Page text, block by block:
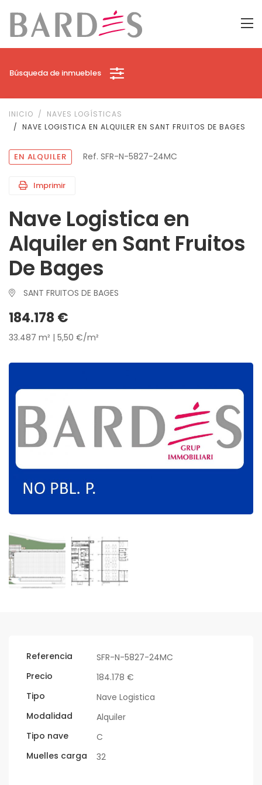
Búsqueda de inmuebles
INICIO
NAVES LOGÍSTICAS
NAVE LOGISTICA EN ALQUILER EN SANT FRUITOS DE BAGES
EN ALQUILER Ref. SFR-N-5827-24MC
Imprimir
Nave Logistica en
Alquiler en Sant Fruitos
De Bages
SANT FRUITOS DE BAGES
184.178 €
33.487 m² | 5,50 €/m²
Referencia
SFR-N-5827-24MC
Precio
184.178 €
Tipo
Nave Logistica
Modalidad
Alquiler
Tipo nave
C
Muelles carga
32